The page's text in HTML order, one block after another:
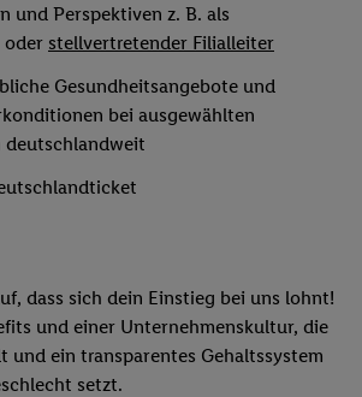
und Perspektiven z. B. als
oder stellvertretender Filialleiter
Gesundheitsangebote und
bei ausgewählten
deutschlandweit
dass sich dein Einstieg bei uns lohnt!
und einer Unternehmenskultur, die
und ein transparentes Gehaltssystem
setzt.